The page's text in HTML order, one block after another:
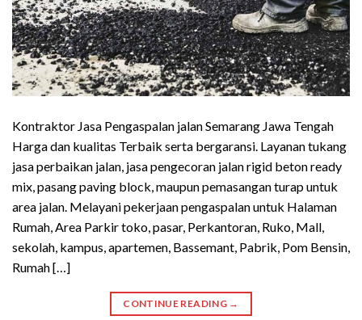
Kontraktor Jasa Pengaspalan jalan Semarang Jawa Tengah
Harga dan kualitas Terbaik serta bergaransi. Layanan tukang
jasa perbaikan jalan, jasa pengecoran jalan rigid beton ready
mix, pasang paving block, maupun pemasangan turap untuk
area jalan. Melayani pekerjaan pengaspalan untuk Halaman
Rumah, Area Parkir toko, pasar, Perkantoran, Ruko, Mall,
sekolah, kampus, apartemen, Bassemant, Pabrik, Pom Bensin,
Rumah […]
CONTINUE READING →